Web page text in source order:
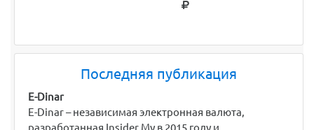
Последняя публикация
E-Dinar
E-Dinar – независимая электронная валюта,